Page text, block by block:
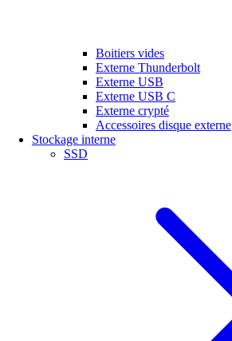
Boitiers vides
Externe Thunderbolt
Externe USB
Externe USB C
Externe crypté
Accessoires disque externe
Stockage interne
SSD